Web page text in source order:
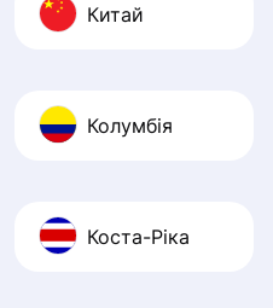
Китай
Колумбія
Коста-Ріка